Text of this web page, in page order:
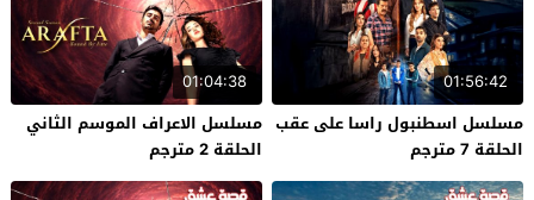
01:56:42
مسلسل اسطنبول راسا على عقب
الحلقة 7 مترجم
01:04:38
مسلسل الاعراف الموسم الثاني
الحلقة 2 مترجم